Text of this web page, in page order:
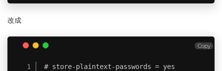
改成
# store-plaintext-passwords = yes
Copy